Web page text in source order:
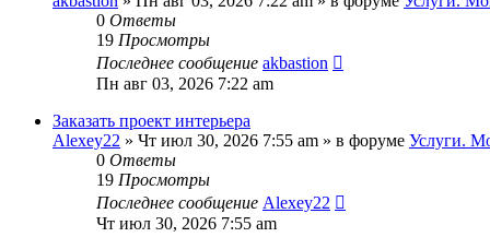
0 Ответы
19 Просмотры
Последнее сообщение akbastion
Пн авг 03, 2026 7:22 am
Заказать проект интерьера
Alexey22 » Чт июл 30, 2026 7:55 am » в форуме Услуги.
0 Ответы
19 Просмотры
Последнее сообщение Alexey22
Чт июл 30, 2026 7:55 am